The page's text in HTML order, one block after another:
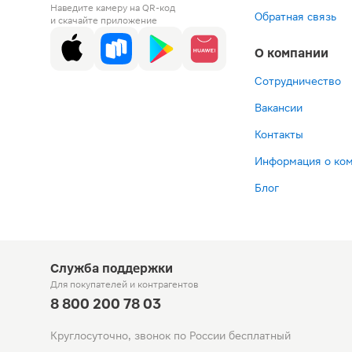
Наведите камеру на QR-код
и скачайте приложение
Обратная связь
О компании
Сотрудничество
Вакансии
Контакты
Информация о
Блог
Служба поддержки
Для покупателей и контрагентов
8 800 200 78 03
Круглосуточно, звонок по России бесплатный